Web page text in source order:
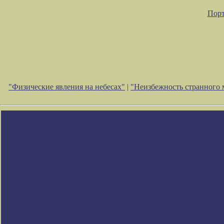
"Физические явления на небесах" | "Неизбежность